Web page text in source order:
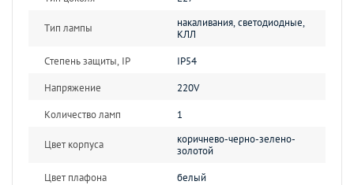
Тип лампы
накаливания, светодиодные,
КЛЛ
Степень защиты, IP
IP54
Напряжение
220V
Количество ламп
1
Цвет корпуса
коричнево-черно-зелено-
золотой
Цвет плафона
белый